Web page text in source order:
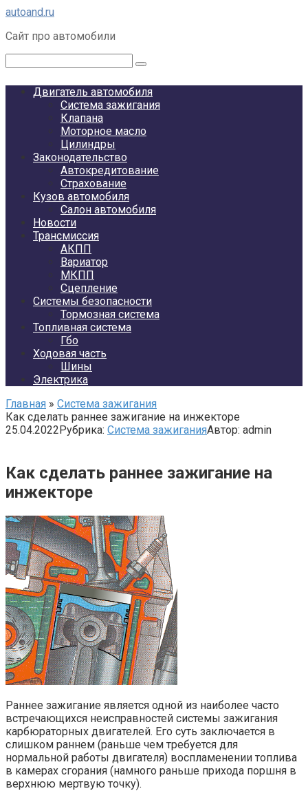
Перейти
контенту
autoand.ru
Сайт про автомобили
Двигатель автомобиля
Система зажигания
Клапана
Моторное масло
Цилиндры
Законодательство
Автокредитование
Страхование
Кузов автомобиля
Салон автомобиля
Новости
Трансмиссия
АКПП
Вариатор
МКПП
Сцепление
Системы безопасности
Тормозная система
Топливная система
Гбо
Ходовая часть
Шины
Электрика
Главная » Система зажигания
Как сделать раннее зажигание на инжекторе
25.04.2022Рубрика: Система зажиганияАвтор: admin
Как сделать раннее зажигание на
инжекторе
Раннее зажигание является одной из наиболее часто
встречающихся неисправностей системы зажигания
карбюраторных двигателей. Его суть заключается в
слишком раннем (раньше чем требуется для
нормальной работы двигателя) воспламенении топлива
в камерах сгорания (намного раньше прихода поршня в
верхнюю мертвую точку).